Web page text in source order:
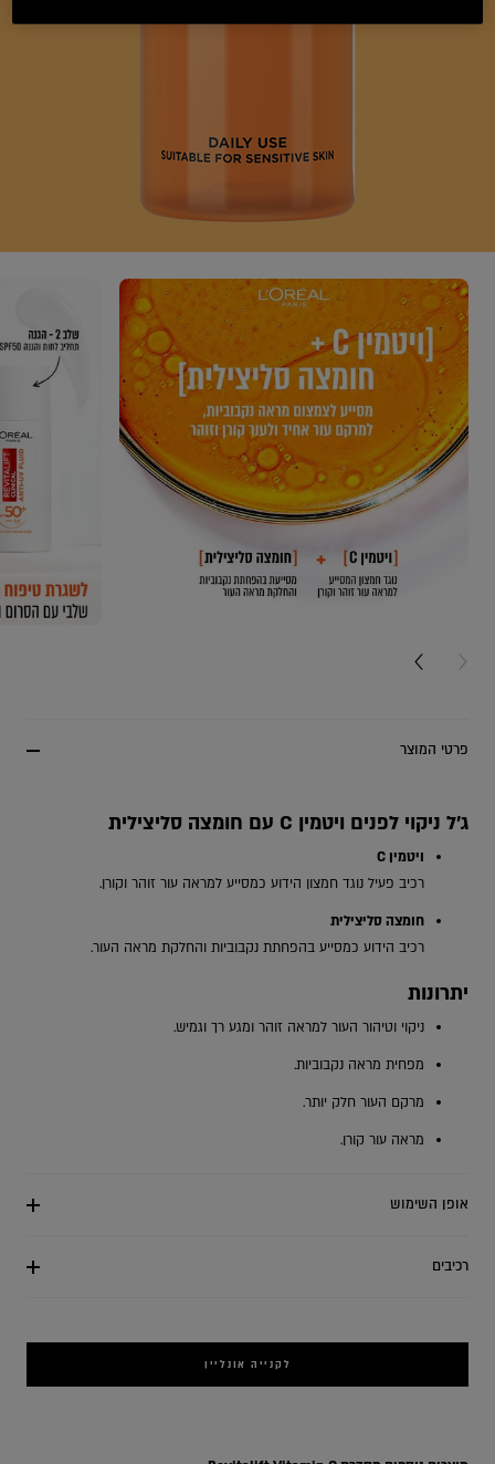
NEXT CARD
פרטי המוצר
ג'ל ניקוי לפנים ויטמין C עם חומצה סליצילית
ויטמין C
רכיב פעיל נוגד חמצון הידוע כמסייע למראה עור זוהר וקורן.
חומצה סליצילית
רכיב הידוע כמסייע בהפחתת נקבוביות והחלקת מראה העור.
יתרונות
ניקוי וטיהור העור למראה זוהר ומגע רך וגמיש.
מפחית מראה נקבוביות.
מרקם העור חלק יותר.
מראה עור קורן.
אופן השימוש
רכיבים
לקנייה אונליין